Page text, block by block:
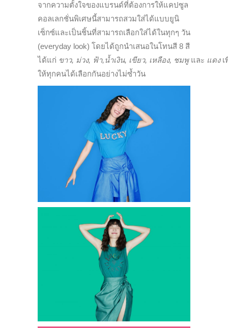
จากความตั้งใจของแบรนด์ที่ต้องการให้แคปซูล
คอลเลกชั่นพิเศษนี้สามารถสวมใส่ได้แบบยูนิ
เซ็กซ์และเป็นชิ้นที่สามารถเลือกใส่ได้ในทุกๆ วัน
(everyday look) โดยได้ถูกนำเสนอในโทนสี 8 สี
ได้แก่ ขาว, ม่วง, ฟ้า,น้ำเงิน, เขียว, เหลือง, ชมพูและ แดงเ
ให้ทุกคนได้เลือกกันอย่างไม่ซ้ำวัน